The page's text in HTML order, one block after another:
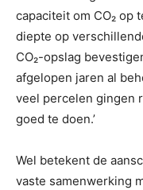
capaciteit om CO₂ op
diepte op
CO₂-opslag
afgelopen jaren al
veel percelen gingen
goed te doen.’
Wel betekent de
vaste samenwerking